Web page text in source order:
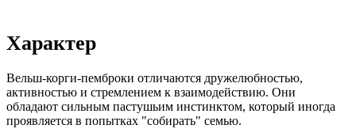
Характер
Вельш-корги-пемброки отличаются дружелюбностью,
активностью и стремлением к взаимодействию. Они
обладают сильным пастушьим инстинктом, который иногда
проявляется в попытках "собирать" семью.